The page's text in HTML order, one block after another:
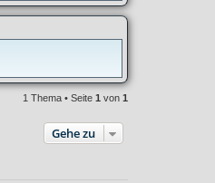
1 Thema • Seite 1 von 1
Gehe zu